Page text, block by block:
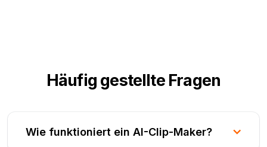
Häufig gestellte Fragen
Wie funktioniert ein AI-Clip-Maker?